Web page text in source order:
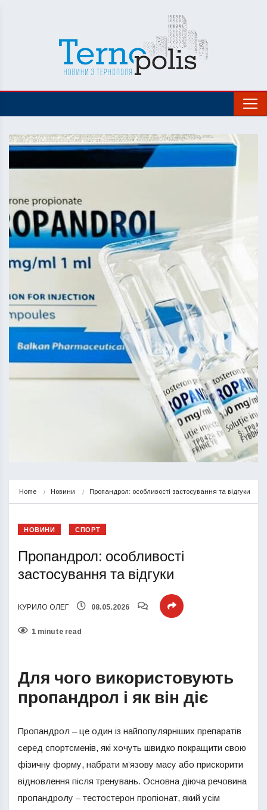
Home Новини Пропандрол: особливості застосування та відгуки
НОВИНИ СПОРТ
Пропандрол: особливості
застосування та відгуки
КУРИЛО ОЛЕГ 08.05.2026
1 minute read
Для чого використовують
пропандрол і як він діє
Пропандрол – це один із найпопулярніших препаратів
серед спортсменів, які хочуть швидко покращити свою
фізичну форму, набрати м’язову масу або прискорити
відновлення після тренувань. Основна діюча речовина
пропандролу – тестостерон пропіонат, який усім